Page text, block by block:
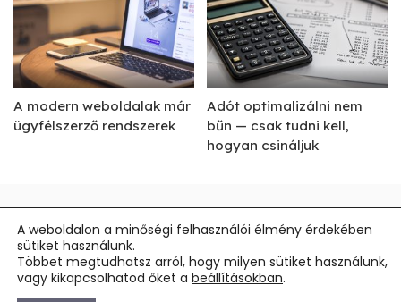
A modern weboldalak már
ügyfélszerző rendszerek
Adót optimalizálni nem
bűn — csak tudni kell,
hogyan csináljuk
Impresszum
Általános Szerződési Feltételek
A weboldalon a minőségi felhasználói élmény érdekében
sütiket használunk.
Többet megtudhatsz arról, hogy milyen sütiket használunk,
vagy kikapcsolhatod őket a beállításokban.